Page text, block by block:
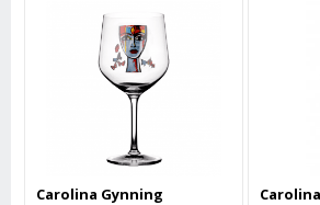
Carolina Gynning